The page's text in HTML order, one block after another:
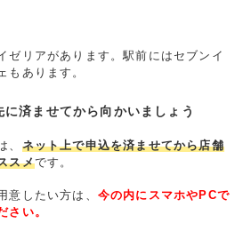
ゼリアがあります。駅前にはセブンイ
もあります。
済ませてから向かいましょう
、 ネット上で申込を済ませてから店舗
スメです。
意したい方は、 今の内にスマホやPCで
さい。